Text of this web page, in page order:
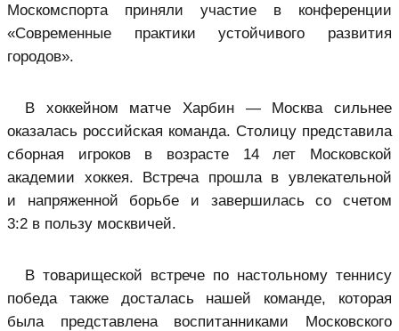
Москомспорта приняли участие в конференции
«Современные практики устойчивого развития
городов».
В хоккейном матче Харбин — Москва сильнее
оказалась российская команда. Столицу представила
сборная игроков в возрасте 14 лет Московской
академии хоккея. Встреча прошла в увлекательной
и напряженной борьбе и завершилась со счетом
3:2 в пользу москвичей.
В товарищеской встрече по настольному теннису
победа также досталась нашей команде, которая
была представлена воспитанниками Московского